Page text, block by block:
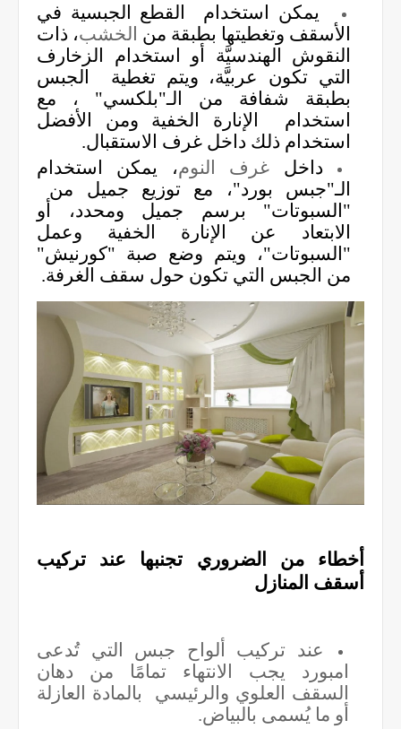
يمكن استخدام القطع الجبسية في
الأسقف وتغطيتها بطبقة من الخشب، ذات
النقوش الهندسيَّة أو استخدام الزخارف
التي تكون عربيَّة، ويتم تغطية الجبس
بطبقة شفافة من الـ"بلكسي" ، مع
استخدام الإنارة الخفية ومن الأفضل
استخدام ذلك داخل غرف الاستقبال.
داخل غرف النوم، يمكن استخدام
الـ"جبس بورد"، مع توزيع جميل من
"السبوتات" برسم جميل ومحدد، أو
الابتعاد عن الإنارة الخفية وعمل
"السبوتات"، ويتم وضع صبة "كورنيش"
من الجبس التي تكون حول سقف الغرفة.
أخطاء من الضروري تجنبها عند تركيب
أسقف المنازل
عند تركيب ألواح جبس التي تُدعى
امبورد يجب الانتهاء تمامًا من دهان
السقف العلوي والرئيسي بالمادة العازلة
أو ما يُسمى بالبياض.